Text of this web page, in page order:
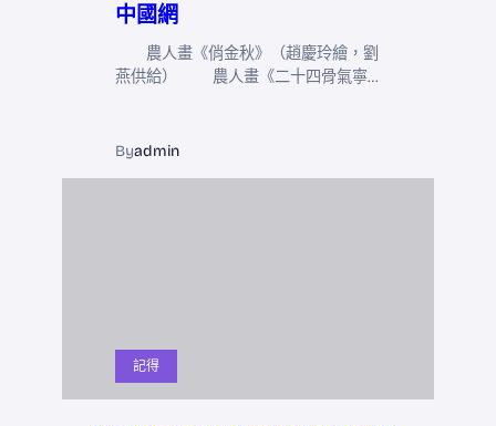
中國網
農人畫《俏金秋》（趙慶玲繪，劉
燕供給） 農人畫《二十四骨氣寧…
Byadmin
記得